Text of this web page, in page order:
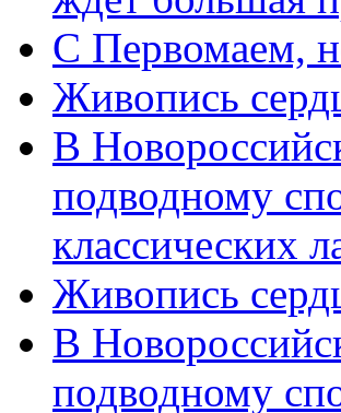
C Первомаем,
Живопись
В
подводному
классических
Живопись
В
подводному